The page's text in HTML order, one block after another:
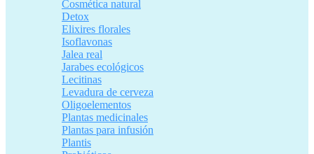
Cosmética natural
Detox
Elixires florales
Isoflavonas
Jalea real
Jarabes ecológicos
Lecitinas
Levadura de cerveza
Oligoelementos
Plantas medicinales
Plantas para infusión
Plantis